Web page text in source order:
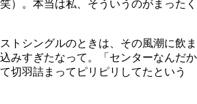
）。本当は私、そういうのがまったく
トシングルのときは、その風潮に飲ま
みすぎたなって。「センターなんだか
切羽詰まってピリピリしてたという